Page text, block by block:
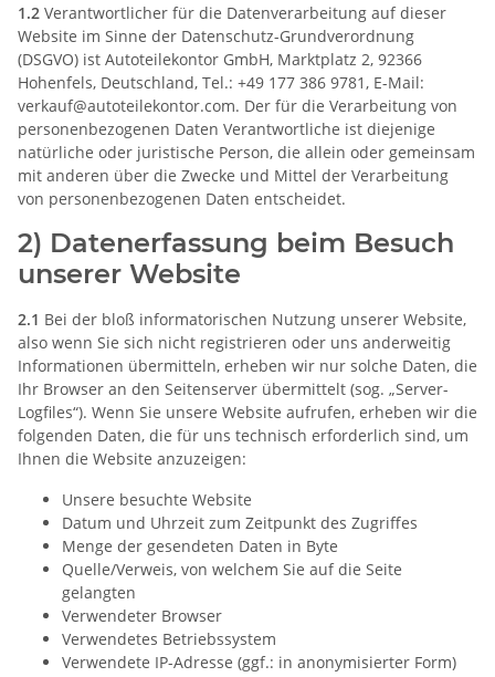
1.2 Verantwortlicher für die Datenverarbeitung auf dieser
Website im Sinne der Datenschutz-Grundverordnung
(DSGVO) ist Autoteilekontor GmbH, Marktplatz 2, 92366
Hohenfels, Deutschland, Tel.: +49 177 386 9781, E-Mail:
verkauf@autoteilekontor.com. Der für die Verarbeitung von
personenbezogenen Daten Verantwortliche ist diejenige
natürliche oder juristische Person, die allein oder gemeinsam
mit anderen über die Zwecke und Mittel der Verarbeitung
von personenbezogenen Daten entscheidet.
2) Datenerfassung beim Besuch
unserer Website
2.1 Bei der bloß informatorischen Nutzung unserer Website,
also wenn Sie sich nicht registrieren oder uns anderweitig
Informationen übermitteln, erheben wir nur solche Daten, die
Ihr Browser an den Seitenserver übermittelt (sog. „Server-
Logfiles“). Wenn Sie unsere Website aufrufen, erheben wir die
folgenden Daten, die für uns technisch erforderlich sind, um
Ihnen die Website anzuzeigen:
Unsere besuchte Website
Datum und Uhrzeit zum Zeitpunkt des Zugriffes
Menge der gesendeten Daten in Byte
Quelle/Verweis, von welchem Sie auf die Seite
gelangten
Verwendeter Browser
Verwendetes Betriebssystem
Verwendete IP-Adresse (ggf.: in anonymisierter Form)